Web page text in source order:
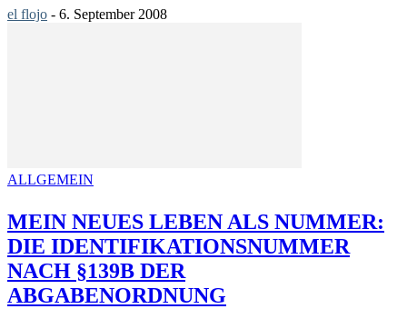
el flojo - 6. September 2008
ALLGEMEIN
MEIN NEUES LEBEN ALS NUMMER:
DIE IDENTIFIKATIONSNUMMER
NACH §139B DER
ABGABENORDNUNG